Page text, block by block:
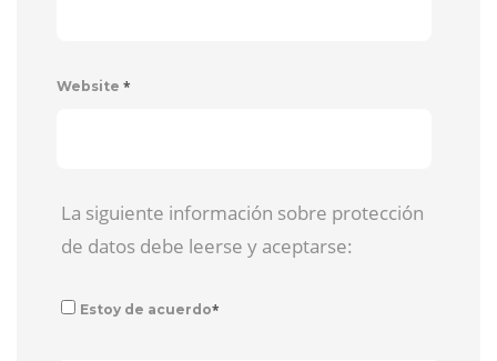
Website *
La siguiente información sobre protección
de datos debe leerse y aceptarse:
Estoy de acuerdo*